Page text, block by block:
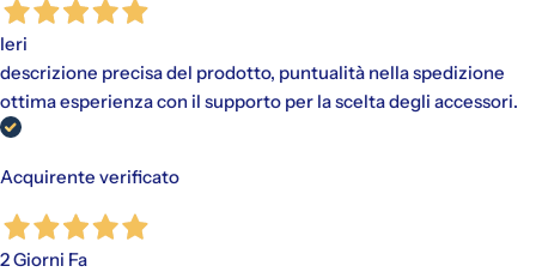
"Paga in 3 rate"
Disponibile con PayPal e tramite Scalapay (VISA, Mastercard
e AMEX).
Ieri
descrizione precisa del prodotto, puntualità nella spedizione
ottima esperienza con il supporto per la scelta degli accessori.
Acquirente verificato
2 Giorni Fa